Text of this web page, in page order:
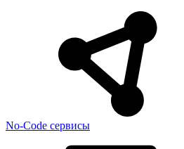
No-Code сервисы